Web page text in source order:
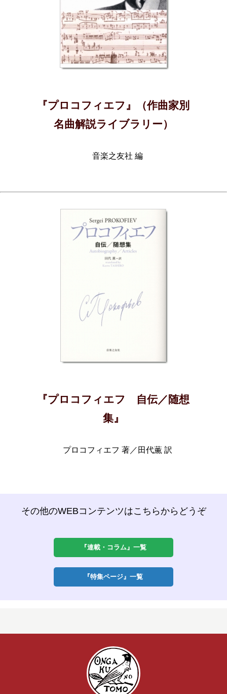
『プロコフィエフ』（作曲家別
名曲解説ライブラリー）
音楽之友社 編
『プロコフィエフ 自伝／随想
集』
プロコフィエフ 著／田代薫 訳
その他のWEBコンテンツはこちらからどうぞ
『連載・コラム』一覧
『特集ページ』一覧